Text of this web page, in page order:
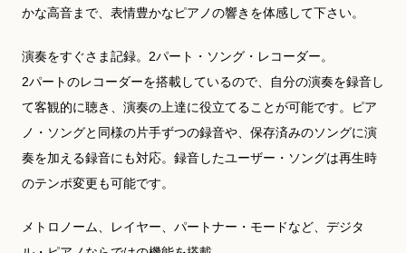
かな高音まで、表情豊かなピアノの響きを体感して下さい。
演奏をすぐさま記録。2パート・ソング・レコーダー。
2パートのレコーダーを搭載しているので、自分の演奏を録音し
て客観的に聴き、演奏の上達に役立てることが可能です。ピア
ノ・ソングと同様の片手ずつの録音や、保存済みのソングに演
奏を加える録音にも対応。録音したユーザー・ソングは再生時
のテンポ変更も可能です。
メトロノーム、レイヤー、パートナー・モードなど、デジタ